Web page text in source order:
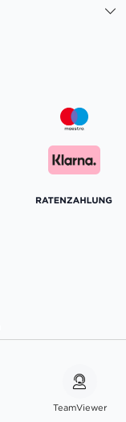
TeamViewer